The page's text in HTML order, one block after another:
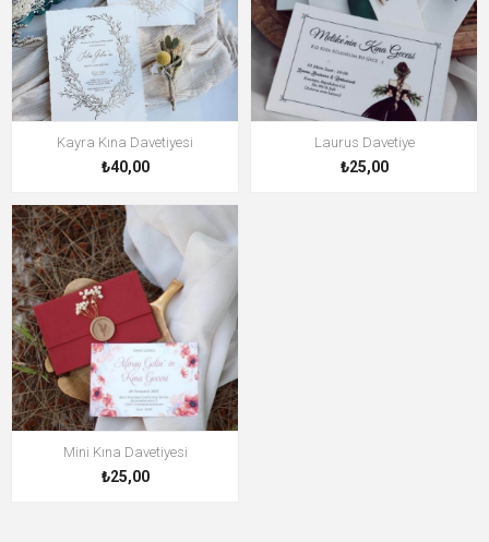
Kayra Kına Davetiyesi
₺40,00
Laurus Davetiye
₺25,00
Mini Kına Davetiyesi
₺25,00